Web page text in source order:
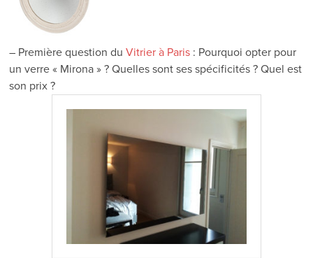
– Première question duVitrier à Paris : Pourquoi opter pour
un verre « Mirona » ? Quelles sont ses spécificités ? Quel est
son prix ?